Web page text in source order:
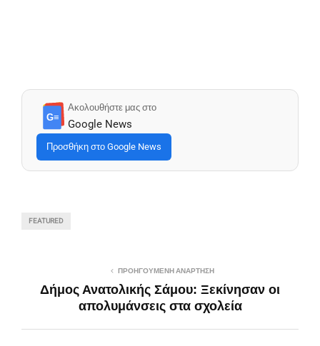
G≡
Ακολουθήστε μας στο
Google News
Προσθήκη στο Google News
FEATURED
ΠΡΟΗΓΟΎΜΕΝΗ ΑΝΆΡΤΗΣΗ
Δήμος Ανατολικής Σάμου: Ξεκίνησαν οι
απολυμάνσεις στα σχολεία